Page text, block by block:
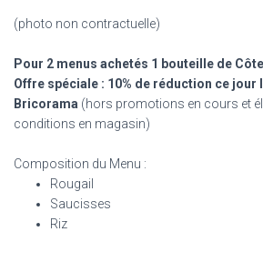
(photo non contractuelle)
Pour 2 menus achetés 1 bouteille de
Offre spéciale : 10% de réduction ce jour
Bricorama (hors promotions en cours et
conditions en magasin)
Composition du Menu :
Rougail
Saucisses
Riz